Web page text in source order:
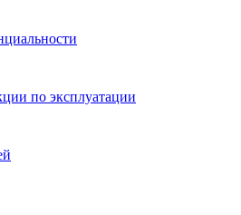
по эксплуатации